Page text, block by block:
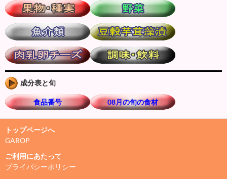
成分表と旬
食品番号 08月の旬の食材
トップページへ
GAROP
ご利用にあたって
プライバシーポリシー